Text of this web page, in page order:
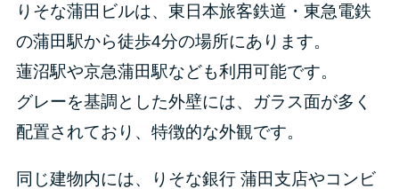
りそな蒲田ビルは、東日本旅客鉄道・東急電鉄
の蒲田駅から徒歩4分の場所にあります。
蓮沼駅や京急蒲田駅なども利用可能です。
グレーを基調とした外壁には、ガラス面が多く
配置されており、特徴的な外観です。
同じ建物内には、りそな銀行 蒲田支店やコンビ